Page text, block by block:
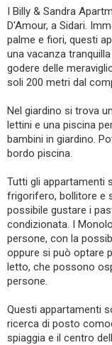
I Billy & Sandra
D'Amour, a Sidari.
palme e fiori, questi
una vacanza
godere delle
soli 200 metri dal
Nel giardino si trova
lettini e una piscina
bambini in giardino.
bordo piscina.
Tutti gli appartamenti
frigorifero, bollitore e
possibile gustare i
condizionata. I
persone, con la
oppure si può optare
letto, che possono
persone.
Questi appartamenti
ricerca di posto
spiaggia e il centro